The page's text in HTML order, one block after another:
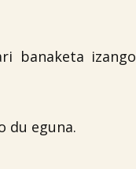
banaketa izango
du eguna.